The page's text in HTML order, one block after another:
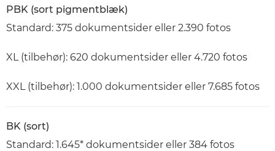
PBK (sort pigmentblæk)
Standard: 375 dokumentsider eller 2.390 fotos
XL (tilbehør): 620 dokumentsider eller 4.720 fotos
XXL (tilbehør): 1.000 dokumentsider eller 7.685 fotos
BK (sort)
Standard: 1.645* dokumentsider eller 384 fotos